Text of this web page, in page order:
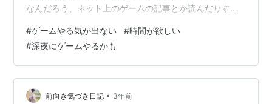
なんだろう、ネット上のゲームの記事とか読んだりする
した刺激がやる気に繋がることもある。もう少し時間が
欲しい。 ゲームやる時間がないということでもなくて、
その気になれば出来るはずなんだが。その気になれない
という。 でもほんと、やろうかな。週末にやるでもいい
し、今夜やるでもいいと思う。もう少し前向きに考えよ
#ゲームやる気が出ない #時間が欲しい
#深夜にゲームやるかも
前向き気づき日記 • 3年前